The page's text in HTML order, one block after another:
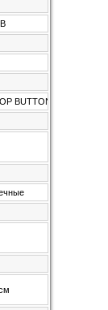
BUTTON)